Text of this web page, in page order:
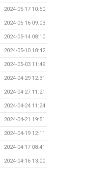
2024-05-17 10:50
2024-05-16 09:03
2024-05-14 08:10
2024-05-10 18:42
2024-05-03 11:49
2024-04-29 12:31
2024-04-27 11:21
2024-04-24 11:24
2024-04-21 19:51
2024-04-19 12:11
2024-04-17 08:41
2024-04-16 13:00